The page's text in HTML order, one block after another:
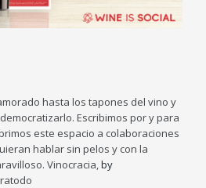
hasta los tapones del vino y
Escribimos por y para
este espacio a colaboraciones
hablar sin pelos y con la
Vinocracia, by